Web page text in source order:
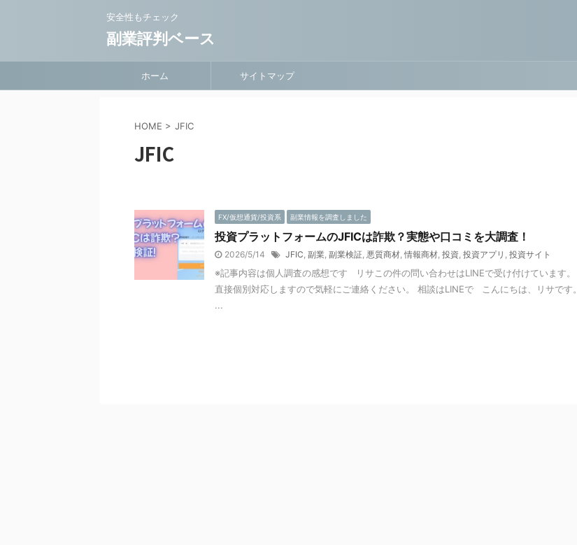
安全性もチェック
副業評判ベース
ホーム サイトマップ
HOME > JFIC
JFIC
FX/仮想通貨/投資系 副業情報を調査しました
投資プラットフォームのJFICは詐欺？実態や口コミを大調査！
2026/5/14 JFIC, 副業, 副業検証, 悪質商材, 情報商材, 投資, 投資アプリ , 投資サイト
※記事内容は個人調査の感想です リサこの件の問い合わせはLINEで受け付けています。
直接個別対応しますので気軽にご連絡ください。 相談はLINEで こんにちは、リサです。
...